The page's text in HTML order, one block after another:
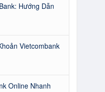
Hướng Dẫn
Vietcombank
Online Nhanh